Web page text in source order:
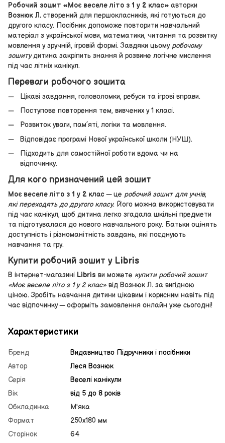
Робочий зошит «Моє веселе літо з 1 у 2 клас» авторки
Вознюк Л. створений для першокласників, які готуються до
другого класу. Посібник допоможе повторити навчальний
матеріал з української мови, математики, читання та розвитку
мовлення у зручній, ігровій формі. Завдяки цьому робочому
зошитудитина закріпить знання й розвине логічне мислення
під час літніх канікул.
Переваги робочого зошита
Цікаві завдання, головоломки, ребуси та ігрові вправи.
Поступове повторення тем, вивчених у 1 класі.
Розвиток уваги, пам’яті, логіки та мовлення.
Відповідає програмі Нової української школи (НУШ).
Підходить для самостійної роботи вдома чи на
відпочинку.
Для кого призначений цей зошит
Моє веселе літо з 1 у 2 клас— це робочий зошит для учнів,
які переходять до другого класу. Його можна використовувати
під час канікул, щоб дитина легко згадала шкільні предмети
та підготувалася до нового навчального року. Батьки оцінять
доступність і різноманітність завдань, які поєднують
навчання та гру.
Купити робочий зошит у Libris
В інтернет-магазині Libris ви можете купити робочий зошит
«Моє веселе літо з 1 у 2 клас» від Вознюк Л. за вигідною
ціною. Зробіть навчання дитини цікавим і корисним навіть під
час відпочинку — оформіть замовлення онлайн уже сьогодні!
Характеристики
Бренд
Видавництво Підручники і посібники
Автор
Леся Вознюк
Серія
Веселі канікули
Вік
від 5 до 8 років
Обкладинка
М'яка
Формат
250х180 мм
Сторінок
64